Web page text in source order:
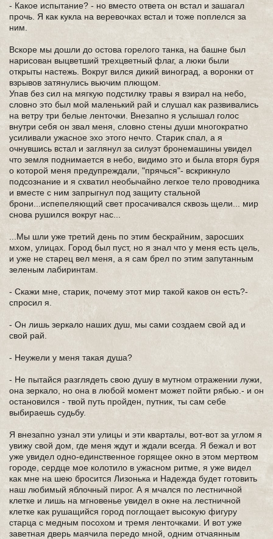
- Какое испытание? - но вместо ответа он встал и зашагал
прочь. Я как кукла на веревочках встал и тоже поплелся за
ним.
Вскоре мы дошли до остова горелого танка, на башне был
нарисован выцветший трехцветный флаг, а люки были
открыты настежь. Вокруг вился дикий виноград, а воронки от
взрывов затянулись вьючим плющом.
Упав без сил на мягкую подстилку травы я взирал на небо,
словно это был мой маленький рай и слушал как развивались
на ветру три белые ленточки. Внезапно я услышал голос
внутри себя он звал меня, словно стены души многократно
усиливали ужасное эхо этого нечто. Старик спал, а я
очнувшись встал и заглянул за силуэт бронемашины увидел
что земля поднимается в небо, видимо это и была вторя буря
о которой меня предупреждали, "прячься"- вскрикнуло
подсознание и я схватил необычайно легкое тело проводника
и вместе с ним запрыгнул под защиту стальной
брони...испепеляющий свет просачивался сквозь щели... мир
снова рушился вокруг нас...
...Мы шли уже третий день по этим бескрайним, заросших
мхом, улицах. Город был пуст, но я знал что у меня есть цель,
и уже не старец вел меня, а я сам брел по этим запутанным
зеленым лабиринтам.
- Скажи мне, старик, почему этот мир такой каков он есть?-
спросил я.
- Он лишь зеркало наших душ, мы сами создаем свой ад и
свой рай.
- Неужели у меня такая душа?
- Не пытайся разглядеть свою душу в мутном отражении лужи,
она зеркало, но она в любой момент может пойти рябью.- и он
остановился - твой путь пройден, путник, ты сам себе
выбираешь судьбу.
Я внезапно узнал эти улицы и эти кварталы, вот-вот за углом я
увижу свой дом, где меня ждут и ждали всегда. Я бежал и вот
уже увидел одно-единственное горящее окно в этом мертвом
городе, сердце мое колотило в ужасном ритме, я уже видел
как мне на шею бросится Лизонька и Надежда будет готовить
наш любимый яблочный пирог. А я мчался по лестничной
клетке и лишь на мгновенье увидел в окне на лестничной
клетке как рушащийся город поглощает высокую фигуру
старца с медным посохом и тремя ленточками. И вот уже
заветная дверь маячила передо мной, одним отчаянным